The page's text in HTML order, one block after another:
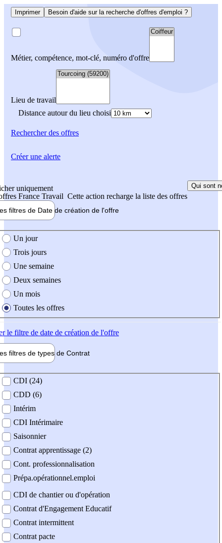
Imprimer Besoin d'aide sur la recherche d'offres d'emploi ?
Métier, compétence, mot-clé, numéro d'offre
Lieu de travail
Distance autour du lieu choisi
Rechercherdes offres
uniquement
France Travail Cette action recharge la liste des offres
Qui sont
filtres de Date de création de l'offre
création de l'offre
Un jour
Trois jours
Une semaine
Deux semaines
Un mois
Toutes les offres
le filtre de date de création de l'offre
filtres de types de Contrat
contrat
CDI (24)
CDD (6)
Intérim
CDI Intérimaire
Saisonnier
Contrat apprentissage (2)
Cont. professionnalisation
Prépa.opérationnel.emploi
CDI de chantier ou d'opération
Contrat d'Engagement Educatif
Contrat intermittent
Contrat pacte
Créer une alerte